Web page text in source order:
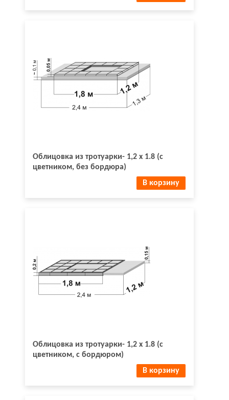
Облицовка из тротуарки- 1,2 х 1.8 (с
цветником, без бордюра)
В корзину
Облицовка из тротуарки- 1,2 х 1.8 (с
цветником, с бордюром)
В корзину